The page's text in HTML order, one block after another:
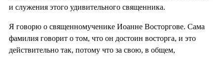
и служения этого удивительного священника.
Я говорю о священномученике Иоанне Восторгове. Сама
фамилия говорит о том, что он достоин восторга, и это
действительно так, потому что за свою, в общем,